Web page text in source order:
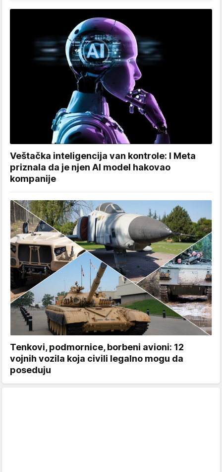
Veštačka inteligencija van kontrole: I Meta
priznala da je njen AI model hakovao
kompanije
Tenkovi, podmornice, borbeni avioni: 12
vojnih vozila koja civili legalno mogu da
poseduju